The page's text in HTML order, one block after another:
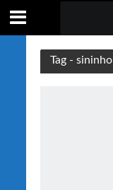
Tag - sininho